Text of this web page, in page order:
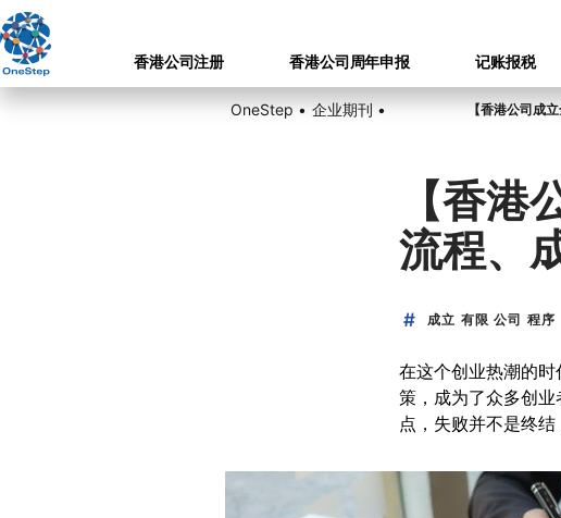
香港公司注册 香港公司周年申报 记账报税
OneStep • 企业期刊 •
【香
流程、
成立 有限 公司 程序
在这个创业热潮的
策，成为了众多创
点，失败并不是终